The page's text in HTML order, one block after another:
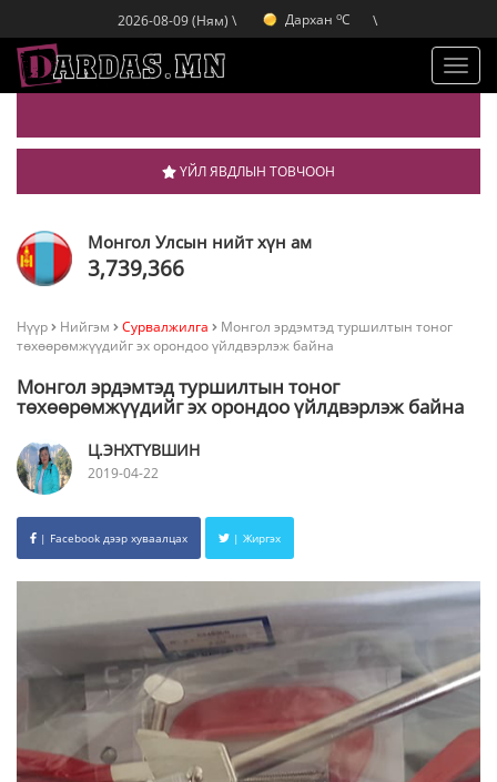
2026-08-09 (Ням) \
Эрдэнэт oC
Улаанбаатар oC
\
ҮЙЛ ЯВДЛЫН ТОВЧООН
Монгол Улсын нийт хүн ам
3,739,366
Нүүр Нийгэм Сурвалжилга
Монгол эрдэмтэд туршилтын тоног
төхөөрөмжүүдийг эх орондоо үйлдвэрлэж байна
Монгол эрдэмтэд туршилтын тоног
төхөөрөмжүүдийг эх орондоо үйлдвэрлэж байна
Ц.ЭНХТҮВШИН
2019-04-22
| Facebook дээр хуваалцах | Жиргэх